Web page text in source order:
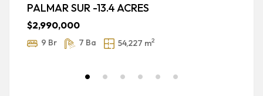
PALMAR SUR -13.4 ACRES
$2,990,000
9 Br 7 Ba 54,227 m2